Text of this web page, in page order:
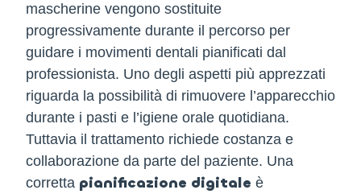
mascherine vengono sostituite
progressivamente durante il percorso per
guidare i movimenti dentali pianificati dal
professionista. Uno degli aspetti più apprezzati
riguarda la possibilità di rimuovere l’apparecchio
durante i pasti e l’igiene orale quotidiana.
Tuttavia il trattamento richiede costanza e
collaborazione da parte del paziente. Una
corretta pianificazione digitale è